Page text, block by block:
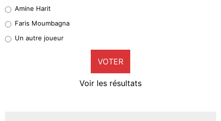
1%
9%
Amine Harit
Faris Moumbagna
Un autre joueur
VOTER
Voir les résultats